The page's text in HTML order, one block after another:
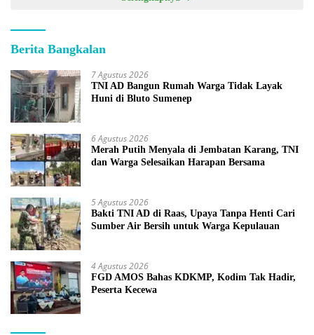
Berita Bangkalan
7 Agustus 2026
TNI AD Bangun Rumah Warga Tidak Layak
Huni di Bluto Sumenep
6 Agustus 2026
Merah Putih Menyala di Jembatan Karang, TNI
dan Warga Selesaikan Harapan Bersama
5 Agustus 2026
Bakti TNI AD di Raas, Upaya Tanpa Henti Cari
Sumber Air Bersih untuk Warga Kepulauan
4 Agustus 2026
FGD AMOS Bahas KDKMP, Kodim Tak Hadir,
Peserta Kecewa